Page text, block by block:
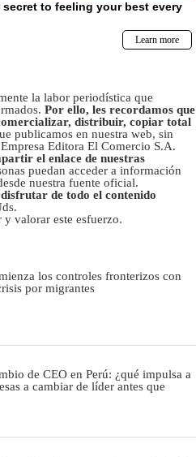
la labor periodística que
Por ello, les recordamos que
distribuir, copiar total
publicamos en nuestra web, sin
Editora El Comercio S.A.
el enlace de nuestras
puedan acceder a información
nuestra fuente oficial.
de todo el contenido
valorar este esfuerzo.
los controles fronterizos con
por migrantes
de CEO en Perú: ¿qué impulsa a
a cambiar de líder antes que